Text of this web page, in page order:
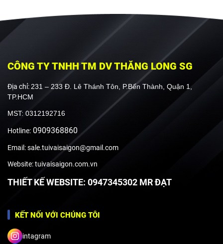
CÔNG TY TNHH TM DV THĂNG LONG SG
Địa chỉ:231 – 233 Đ. Lê Thánh Tôn, P.Bến Thành, Quận 1,
TP.HCM
MST: 0312192716
Hotline: 0909368860
Email: sale.tuivaisaigon@gmail.com
Website: tuivaisaigon.com.vn
THIẾT KẾ WEBSITE: 0947345302 MR ĐẠT
KẾT NỐI VỚI CHÚNG TÔI
intagram